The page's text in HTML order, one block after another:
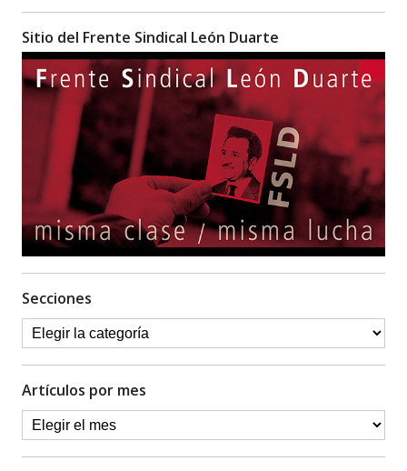
Sitio del Frente Sindical León Duarte
Secciones
Artículos por mes